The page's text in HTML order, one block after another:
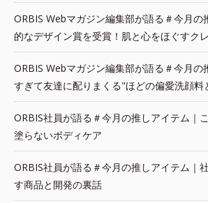
ORBIS Webマガジン編集部が語る＃今月の
的なデザイン賞を受賞！肌と心をほぐすク
ORBIS Webマガジン編集部が語る＃今月の
すぎて友達に配りまくる"ほどの偏愛洗顔料
ORBIS社員が語る＃今月の推しアイテム｜
塗らないボディケア
ORBIS社員が語る＃今月の推しアイテム｜
す商品と開発の裏話